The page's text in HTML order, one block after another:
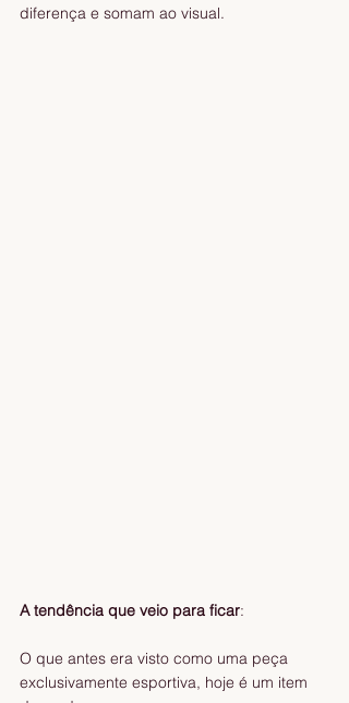
diferença e somam ao visual.
A tendência que veio para ficar:
O que antes era visto como uma peça
exclusivamente esportiva, hoje é um item